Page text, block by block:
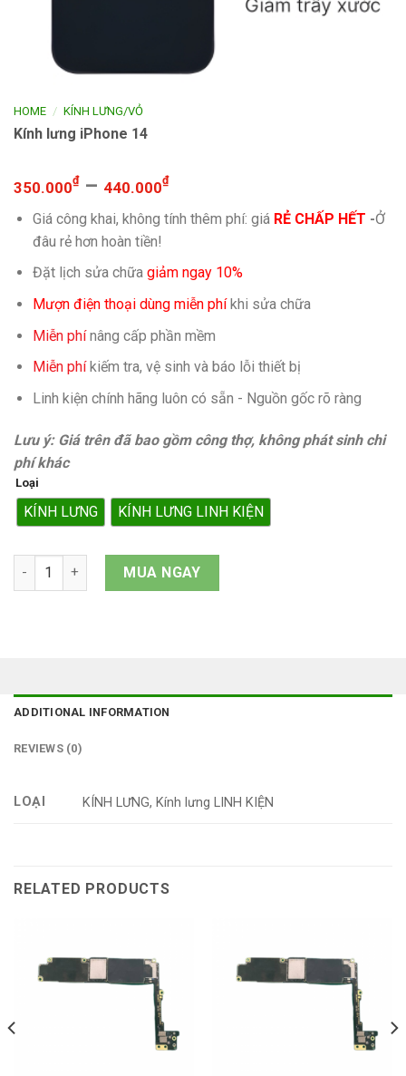
HOME / KÍNH LƯNG/VỎ
Kính lưng iPhone 14
350.000₫– 440.000₫
Giá công khai, không tính thêm phí: giá RẺ CHẤP HẾT -Ở
đâu rẻ hơn hoàn tiền!
Đặt lịch sửa chữa giảm ngay 10%
Mượn điện thoại dùng miễn phíkhi sửa chữa
Miễn phínâng cấp phần mềm
Miễn phíkiếm tra, vệ sinh và báo lỗi thiết bị
Linh kiện chính hãng luôn có sẵn - Nguồn gốc rõ ràng
Lưu ý: Giá trên đã bao gồm công thợ, không phát sinh chi
phí khác
Loại
KÍNH LƯNG KÍNH LƯNG LINH KIỆN
Kính lưng iPhone 14 quantity
MUA NGAY
ADDITIONAL INFORMATION
REVIEWS (0)
LOẠI KÍNH LƯNG, Kính lưng LINH KIỆN
RELATED PRODUCTS